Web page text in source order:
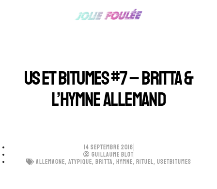
US ET BITUMES #7 – BRITTA &
L’HYMNE ALLEMAND
14 SEPTEMBRE 2016
GUILLAUME BLOT
ALLEMAGNE, ATYPIQUE, BRITTA, HYMNE, RITUEL, USETBITUMES